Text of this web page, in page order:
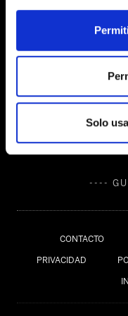
Solo
CONTACTO
PRIVACIDAD
----